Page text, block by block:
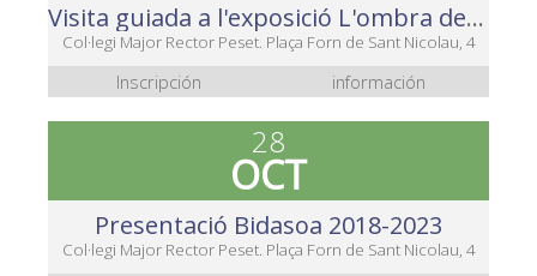
Visita guiada a l'exposició L'ombra de les lletres. València a través de la memòria fotogràfica dels seus rètols (1880-2000)
Col·legi Major Rector Peset. Plaça Forn de Sant Nicolau, 4
Inscripción información
28
OCT
Presentació Bidasoa 2018-2023
Col·legi Major Rector Peset. Plaça Forn de Sant Nicolau, 4